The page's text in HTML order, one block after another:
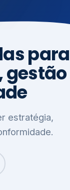
para
gestão
estratégia,